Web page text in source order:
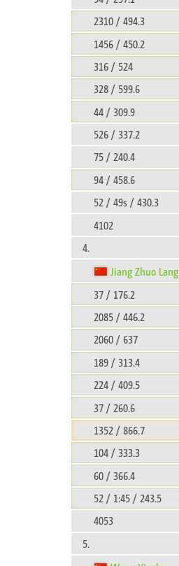
2310 / 494.3
1456 / 450.2
316 / 524
328 / 599.6
44 / 309.9
526 / 337.2
75 / 240.4
94 / 458.6
52 / 49s / 430.3
4102
4.
Jiang Zhuo Lang
37 / 176.2
2085 / 446.2
2060 / 637
189 / 313.4
224 / 409.5
37 / 260.6
1352 / 866.7
104 / 333.3
60 / 366.4
52 / 1:45 / 243.5
4053
5.